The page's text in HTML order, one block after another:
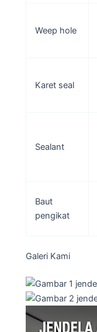
Weep hole
Karet seal
Sealant
Baut
pengikat
Galeri Kami